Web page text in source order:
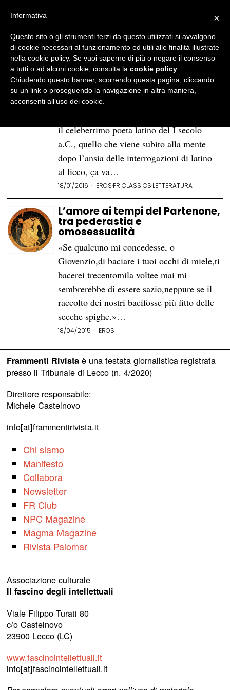
BROWSE TAG
Catullo
Tra sesso e turpiloquio: il
Catullo “proibito” che non ci si
aspetta
il celeberrimo poeta latino del I secolo
a.C., quello che viene subito alla mente –
dopo l’ansia delle interrogazioni di latino
al liceo, ça va…
18/01/2016 EROS·FR CLASSICS·LETTERATURA
L’amore ai tempi del Partenone,
tra pederastia e
omosessualità
«Se qualcuno mi concedesse, o
Giovenzio,di baciare i tuoi occhi di miele,ti
bacerei trecentomila voltee mai mi
sembrerebbe di essere sazio,neppure se il
raccolto dei nostri bacifosse più fitto delle
secche spighe.»…
18/04/2015 EROS
Frammenti Rivistaè una testata giornalistica registrata
presso il Tribunale di Lecco (n. 4/2020)
Direttore responsabile:
Michele Castelnovo
info[at]frammentirivista.it
Chi siamo
Manifesto
Collabora
Newsletter
FR Club
NPC Magazine
Magma Magazine
Rivista Palomar
Associazione culturale
Il fascino degli intellettuali
Viale Filippo Turati 80
c/o Castelnovo
23900 Lecco (LC)
www.fascinointellettuali.it
info[at]fascinointellettuali.it
×
Informativa
Questo sito o gli strumenti terzi da questo utilizzati si avvalgono
di cookie necessari al funzionamento ed utili alle finalità illustrate
nella cookie policy. Se vuoi saperne di più o negare il consenso
a tutti o ad alcuni cookie, consulta la cookie policy
Chiudendo questo banner, scorrendo questa pagina, cliccando
su un link o proseguendo la navigazione in altra maniera,
acconsenti all’uso dei cookie.